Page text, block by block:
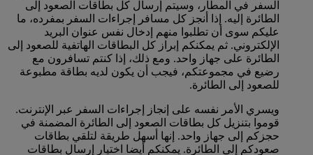
السفر في المطار، وسيتم إرسال كل بطاقات الصعود إلى
الطائرة إليه. إذا أنجز كل مسافر إجراءات السفر بمفرده، ما
عليكم سوى أن تطلبوا منهم إدخال نفس عنوان البريد
الإلكتروني. ثم يمكنكم إبراز كل البطاقات الهاتفية للصعود إلى
الطائرة على جهاز واحد. ومع ذلك، إذا كنتم تسافرون مع
رضيع في مجموعتكم، فيجب أن يكون لديه بطاقة مطبوعة
للصعود إلى الطائرة.
ويسري الأمر نفسه على إنجاز إجراءات السفر عبر الإنترنت.
قوموا بتنزيل كل بطاقات الصعود إلى الطائرة المضمنة في
حجزكم إلى جهاز واحد. إنها أسهل طريقة لتلقي بطاقات
صعودكم إلى الطائرة. يمكنكم أيضا اختيار إرسال بطاقات